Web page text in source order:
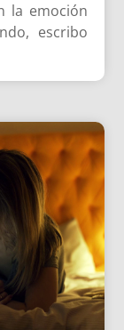
la emoción
escribo